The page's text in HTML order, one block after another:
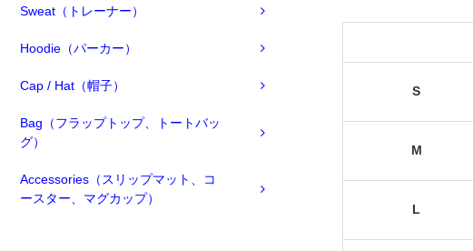
Sweat（トレーナー）
Hoodie（パーカー）
Cap / Hat（帽子）
Bag（フラップトップ、トートバッ
グ）
Accessories（スリップマット、コ
ースター、マグカップ）
S
M
L